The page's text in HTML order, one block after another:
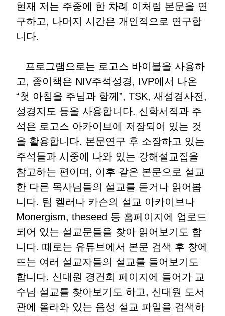
현재 저는 주중에 한 차례 이처럼 본문을 연
구하고, 나머지 시간은 개인적으로 연구합
니다.
프로그램으로는 로고스 바이블을 사용하
고, 종이책은 NIV주석성경, IVP에서 나온
“첫 아침을 주님과 함께”, TSK, 새성경사전,
성경지도 등을 사용합니다. 신학서적과 주
석은 로고스 아카이브에 저장되어 있는 것
을 활용합니다. 본문연구 후 소장하고 있는
주석들과 시중에 나와 있는 강해설교집을
참고하는 편이며, 이후 같은 본문으로 설교
한 다른 목사님들의 설교를 듣거나 읽어봅
니다. 팀 켈러나 카슨의 설교 아카이브나
Monergism, theseed 등 홈페이지에 업로드
되어 있는 설교문들을 찾아 읽어보기도 합
니다. 때로는 유튜브에서 본문 검색 후 창에
뜨는 여러 설교자들의 설교를 들어보기도
합니다. 신대원 경건회 페이지에 들어가 교
수님 설교를 찾아보기도 하고, 신대원 도서
관에 올라와 있는 음성 설교 파일을 검색하